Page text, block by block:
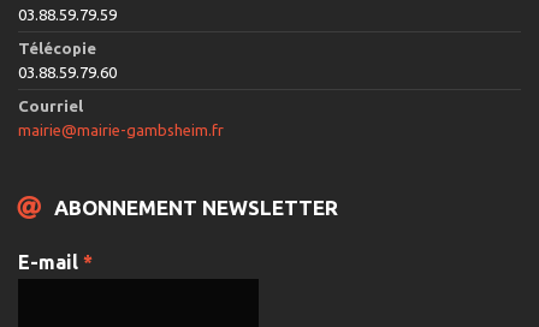
03.88.59.79.59
Télécopie
03.88.59.79.60
Courriel
mairie@mairie-gambsheim.fr
ABONNEMENT NEWSLETTER
E-mail *